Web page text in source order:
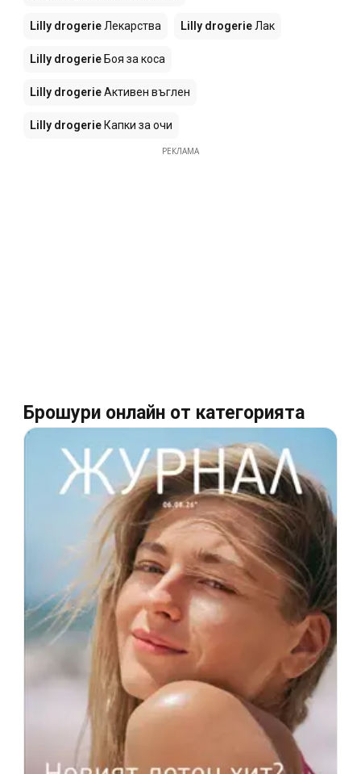
Lilly drogerie Лекарства Lilly drogerie Лак
Lilly drogerie Боя за коса
Lilly drogerieАктивен въглен
Lilly drogerie Капки за очи
РЕКЛАМА
Брошури онлайн от категорията